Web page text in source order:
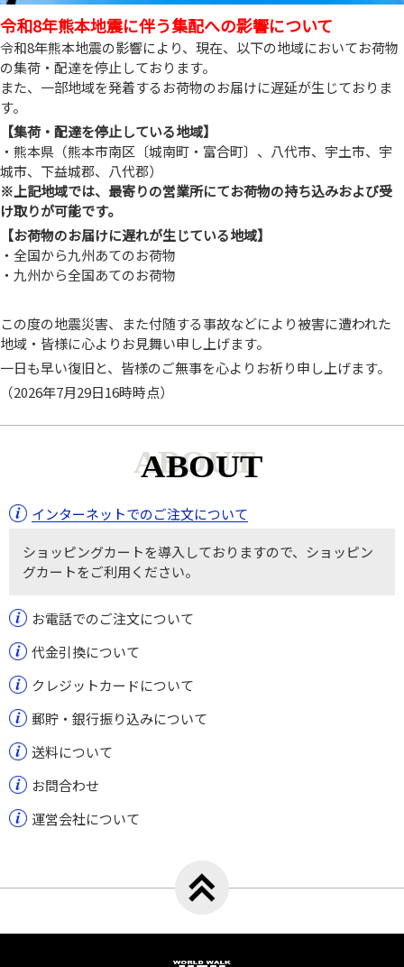
令和8年熊本地震に伴う集配への影響について
令和8年熊本地震の影響により、現在、以下の地域においてお荷物
の集荷・配達を停止しております。
また、一部地域を発着するお荷物のお届けに遅延が生じておりま
す。
【集荷・配達を停止している地域】
・熊本県（熊本市南区〔城南町・富合町〕、八代市、宇土市、宇
城市、下益城郡、八代郡）
※上記地域では、最寄りの営業所にてお荷物の持ち込みおよび受
け取りが可能です。
【お荷物のお届けに遅れが生じている地域】
・全国から九州あてのお荷物
・九州から全国あてのお荷物
この度の地震災害、また付随する事故などにより被害に遭われた
地域・皆様に心よりお見舞い申し上げます。
一日も早い復旧と、皆様のご無事を心よりお祈り申し上げます。
（2026年7月29日16時時点）
ABOUT
インターネットでのご注文について
ショッピングカートを導入しておりますので、ショッピン
グカートをご利用ください。
お電話でのご注文について
代金引換について
クレジットカードについて
郵貯・銀行振り込みについて
送料について
お問合わせ
運営会社について